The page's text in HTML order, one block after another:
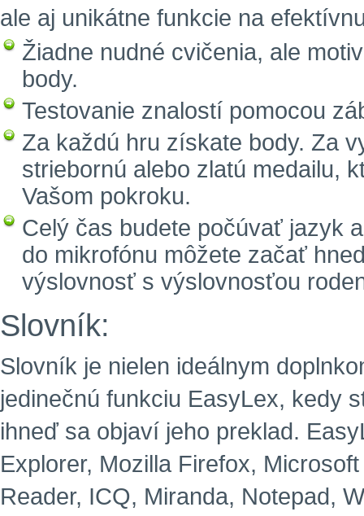
ale aj unikátne funkcie na
Žiadne nudné cvičenia, ale
body.
Testovanie znalostí pomocou
Za každú hru získate body. Za
striebornú alebo zlatú medailu,
Vašom pokroku.
Celý čas budete počúvať jazyk
do mikrofónu môžete začať
výslovnosť s výslovnosťou
Slovník:
Slovník je nielen ideálnym
jedinečnú funkciu EasyLex, kedy
ihneď sa objaví jeho preklad.
Explorer, Mozilla Firefox,
Reader, ICQ, Miranda, Notepad,